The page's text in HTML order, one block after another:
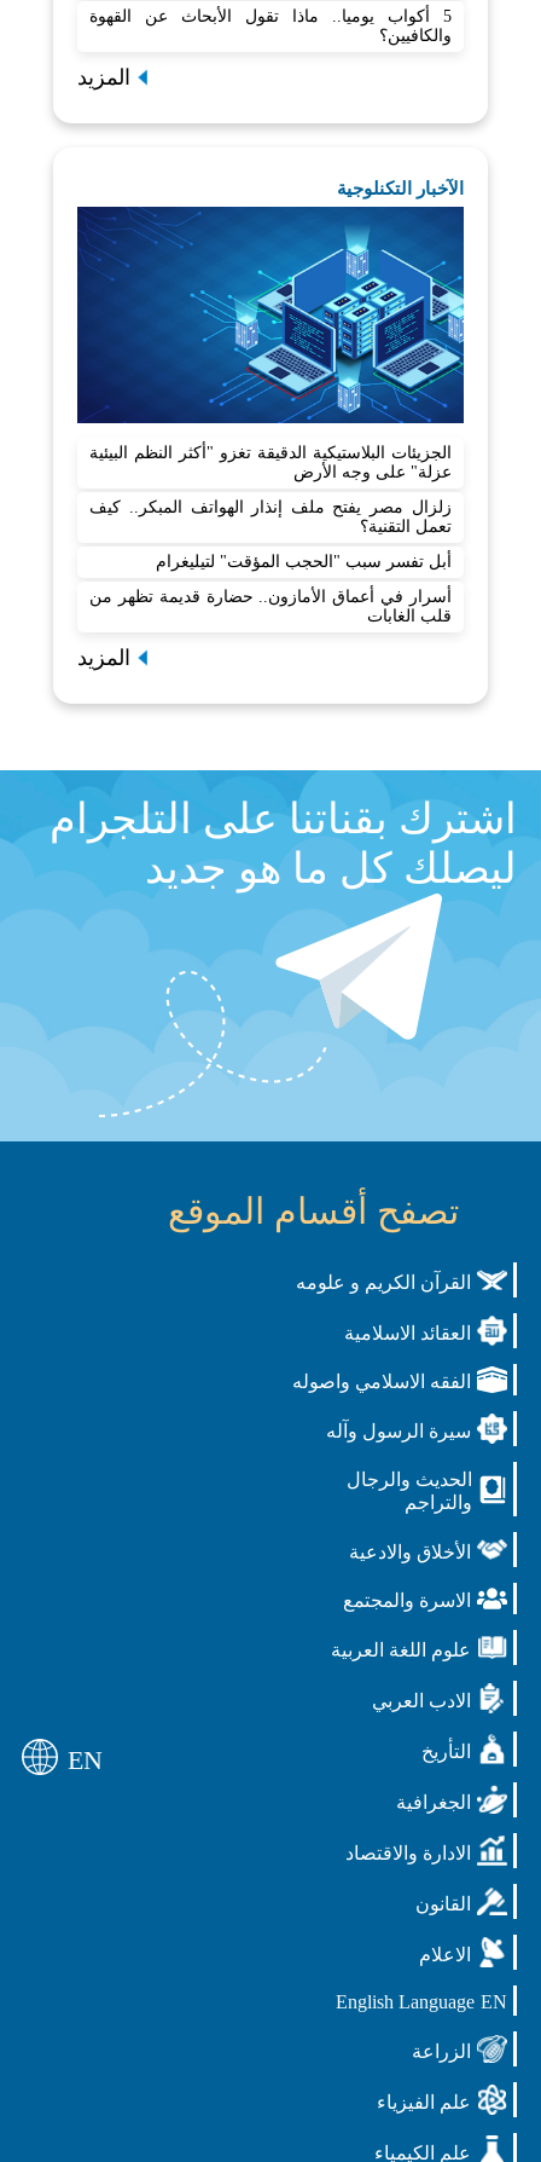
5 أكواب يوميا.. ماذا تقول الأبحاث عن القهوة
والكافيين؟
المزيد
الآخبار التكنلوجية
الجزيئات البلاستيكية الدقيقة تغزو "أكثر النظم البيئية
عزلة" على وجه الأرض
زلزال مصر يفتح ملف إنذار الهواتف المبكر.. كيف
تعمل التقنية؟
أبل تفسر سبب "الحجب المؤقت" لتيليغرام
أسرار في أعماق الأمازون.. حضارة قديمة تظهر من
قلب الغابات
المزيد
اشترك بقناتنا على التلجرام
ليصلك كل ما هو جديد
تصفح أقسام الموقع
القرآن الكريم و علومه
العقائد الاسلامية
الفقه الاسلامي واصوله
سيرة الرسول وآله
الحديث والرجال
والتراجم
الأخلاق والادعية
الاسرة والمجتمع
علوم اللغة العربية
الادب العربي
التأريخ
الجغرافية
الادارة والاقتصاد
القانون
الاعلام
EN
English Language
الزراعة
علم الفيزياء
علم الكيمياء
EN